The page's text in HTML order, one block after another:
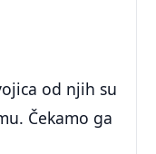
od njih su
Čekamo ga